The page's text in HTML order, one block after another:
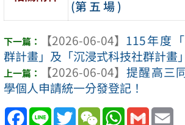
(第 五 場 )
【2026-06-04】 115年度
群計畫」及「沉浸式科技社群計畫」
【2026-06-04】 提醒高三
學個人申請統一分發登記！
Facebook
Line TwitterWeChatWhatsApp
Gmail